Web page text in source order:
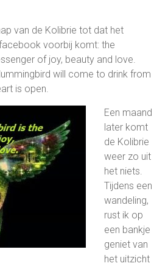
van de Kolibrie tot dat het
voorbij komt: the
of joy, beauty and love.
will come to drink from
is open.
Een maand
later komt
de Kolibrie
weer zo uit
het niets.
Tijdens een
wandeling,
rust ik op
een bankje
geniet van
het uitzicht